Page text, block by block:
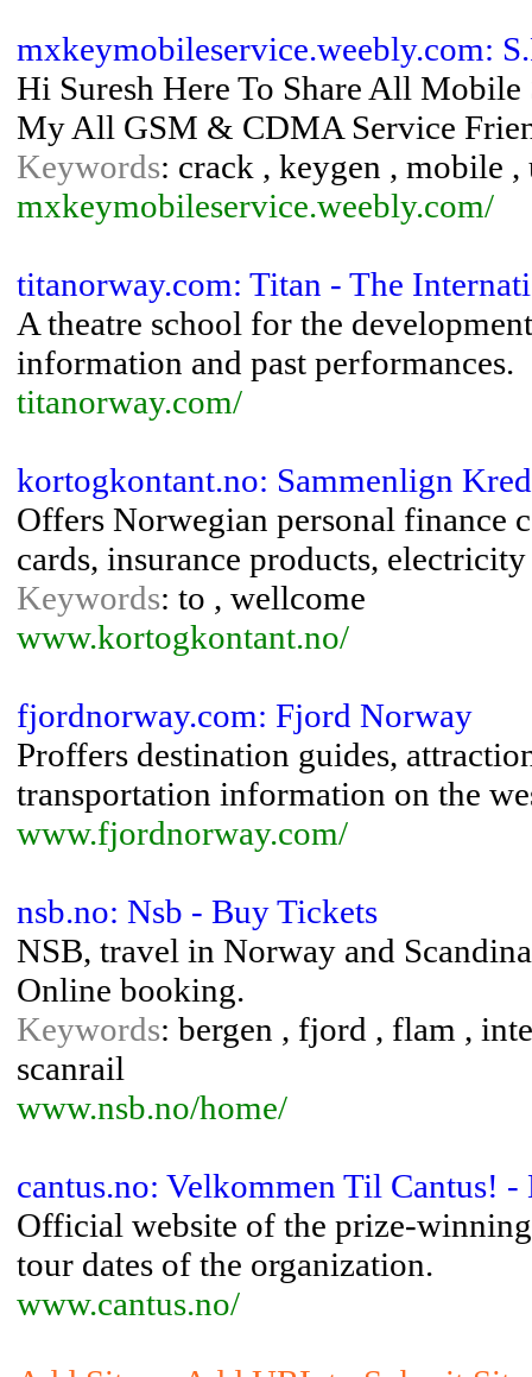
mxkeymobileservice.weebly.com:
Hi Suresh Here To Share All
My All GSM & CDMA Service
Keywords: crack , keygen , mobile
mxkeymobileservice.weebly.com/
titanorway.com: Titan - The
A theatre school for the
information and past performances.
titanorway.com/
kortogkontant.no: Sammenlign
Offers Norwegian personal finance
cards, insurance products,
Keywords: to , wellcome
www.kortogkontant.no/
fjordnorway.com: Fjord Norway
Proffers destination guides,
transportation information on the
www.fjordnorway.com/
nsb.no: Nsb - Buy Tickets
NSB, travel in Norway and
Online booking.
Keywords: bergen , fjord , flam ,
scanrail
www.nsb.no/home/
cantus.no: Velkommen Til Cantus! -
Official website of the prize-
tour dates of the organization.
www.cantus.no/